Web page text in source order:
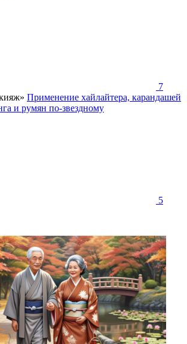
7
Применение хайлайтера, карандашей
и румян по-звездному
5